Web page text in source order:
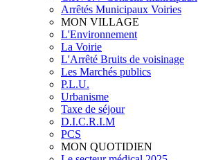
Arrêtés Municipaux Voiries
MON VILLAGE
L'Environnement
La Voirie
L'Arrêté Bruits de voisinage
Les Marchés publics
P.L.U.
Urbanisme
Taxe de séjour
D.I.C.R.I.M
PCS
MON QUOTIDIEN